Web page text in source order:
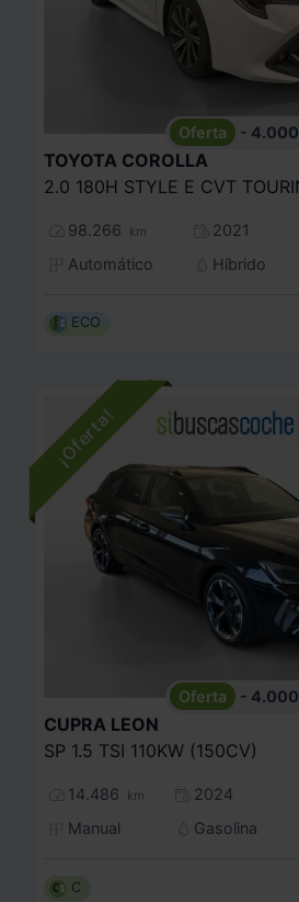
- 4.000
TOYOTA COROLLA
98.266 km
2021
Automático
Híbrido
ECO
- 4.000
CUPRA LEON
SP 1.5 TSI 110KW (150CV)
14.486 km
2024
Manual
Gasolina
C